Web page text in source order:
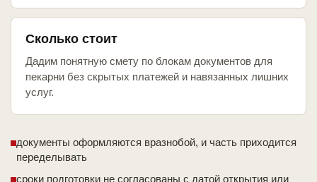
Сколько стоит
Дадим понятную смету по блокам документов для
пекарни без скрытых платежей и навязанных лишних
услуг.
документы оформляются вразнобой, и часть приходится
переделывать
сроки подготовки не согласованы с датой открытия или